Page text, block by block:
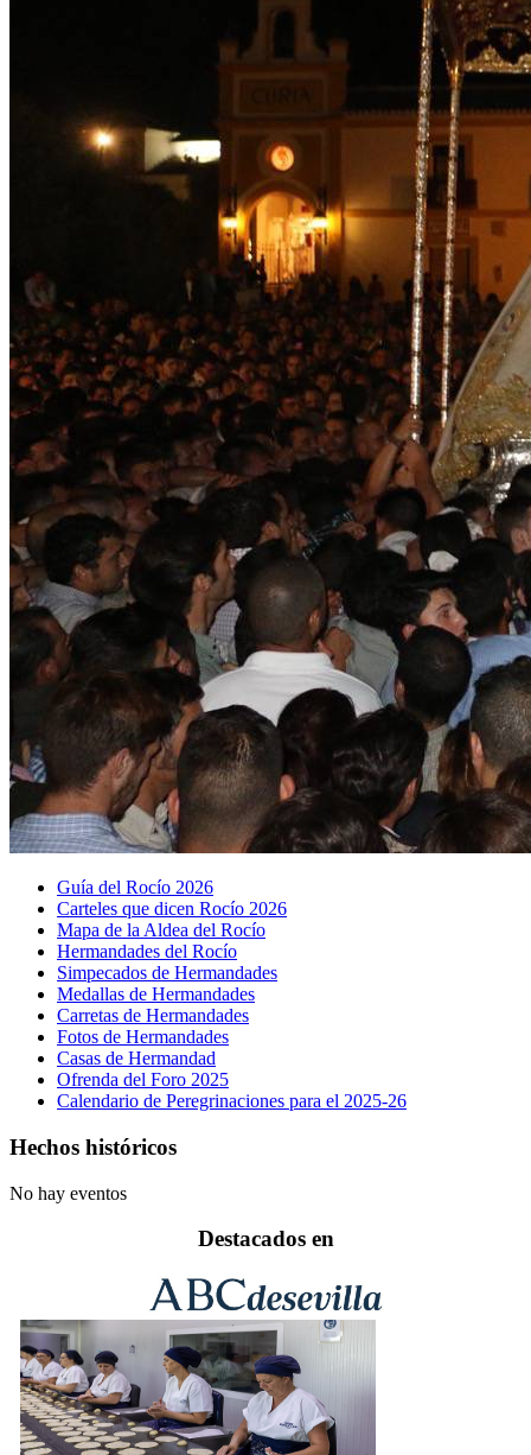
Guía del Rocío 2026
Carteles que dicen Rocío 2026
Mapa de la Aldea del Rocío
Hermandades del Rocío
Simpecados de Hermandades
Medallas de Hermandades
Carretas de Hermandades
Fotos de Hermandades
Casas de Hermandad
Ofrenda del Foro 2025
Calendario de Peregrinaciones para el 2025-26
Hechos históricos
No hay eventos
Destacados en